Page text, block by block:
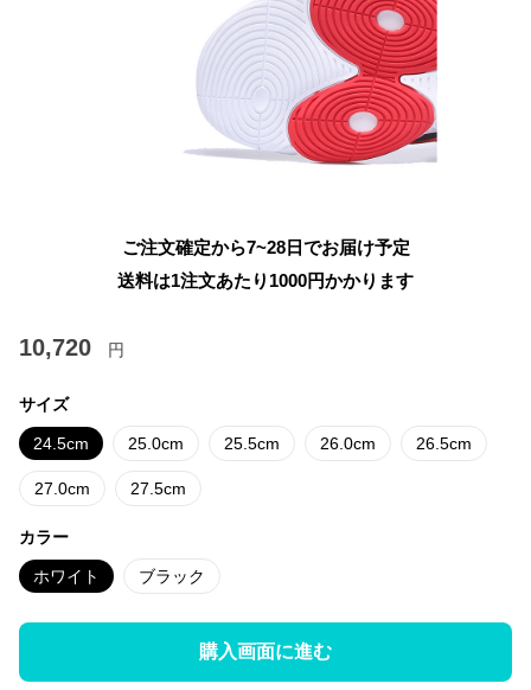
ご注文確定から7~28日でお届け予定
送料は1注文あたり 1000円かかります
10,720 円
サイズ
24.5cm 25.0cm 25.5cm 26.0cm 26.5cm
27.0cm 27.5cm
カラー
ホワイト ブラック
購入画面に進む